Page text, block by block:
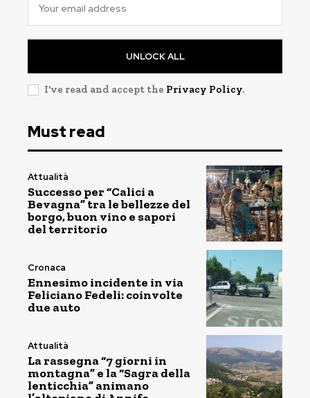
UNLOCK ALL
I've read and accept the Privacy Policy.
Must read
Attualità
Successo per “Calici a
Bevagna” tra le bellezze del
borgo, buon vino e sapori
del territorio
Cronaca
Ennesimo incidente in via
Feliciano Fedeli: coinvolte
due auto
Attualità
La rassegna “7 giorni in
montagna” e la “Sagra della
lenticchia” animano